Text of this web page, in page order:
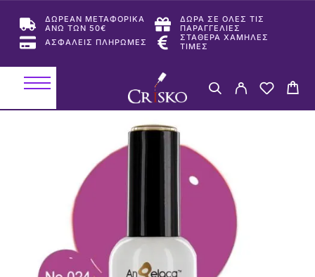
ΔΩΡΕΑΝ ΜΕΤΑΦΟΡΙΚΑ
ΑΝΩ ΤΩΝ 50€
ΔΩΡΑ ΣΕ ΟΛΕΣ ΤΙΣ
ΠΑΡΑΓΓΕΛΙΕΣ
ΑΣΦΑΛΕΙΣ ΠΛΗΡΩΜΕΣ
ΣΤΑΘΕΡΑ ΧΑΜΗΛΕΣ
ΤΙΜΕΣ